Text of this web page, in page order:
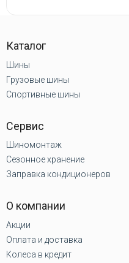
Каталог
Шины
Грузовые шины
Спортивные шины
Сервис
Шиномонтаж
Сезонное хранение
Заправка кондиционеров
О компании
Акции
Оплата и доставка
Колеса в кредит